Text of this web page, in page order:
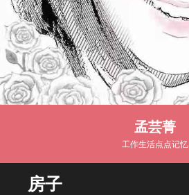
孟芸菁
工作生活点点记忆
房子